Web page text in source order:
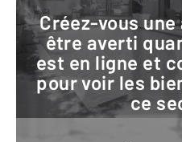
Créez-vous une alerte mail pour
être averti
est en ligne et
pour voir les
ce